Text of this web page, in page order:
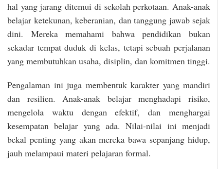
hal yang jarang ditemui di sekolah perkotaan. Anak-anak
belajar ketekunan, keberanian, dan tanggung jawab sejak
dini. Mereka memahami bahwa pendidikan bukan
sekadar tempat duduk di kelas, tetapi sebuah perjalanan
yang membutuhkan usaha, disiplin, dan komitmen tinggi.
Pengalaman ini juga membentuk karakter yang mandiri
dan resilien. Anak-anak belajar menghadapi risiko,
mengelola waktu dengan efektif, dan menghargai
kesempatan belajar yang ada. Nilai-nilai ini menjadi
bekal penting yang akan mereka bawa sepanjang hidup,
jauh melampaui materi pelajaran formal.